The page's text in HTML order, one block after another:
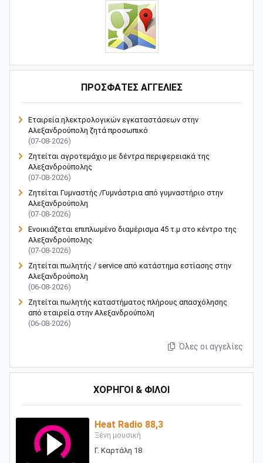
ΠΡΟΣΦΑΤΕΣ ΑΓΓΕΛΙΕΣ
Εταιρεία ηλεκτρολογικών εγκαταστάσεων στην
Αλεξανδρούπολη ζητά προσωπικό
(07-08-2026)
Ζητείται αγροτεμάχιο με δέντρα περιφερειακά της
Αλεξανδρούπολης
(07-08-2026)
Ζητείται Γυμναστής /Γυμνάστρια από γυμναστήριο στην
Αλεξανδρούπολη
(07-08-2026)
Ενοικιάζεται επιπλωμένο διαμέρισμα 45 τ.μ στο κέντρο της
Αλεξανδρούπολης
(07-08-2026)
Ζητείται πωλητής / service από κατάστημα εστίασης στην
Αλεξανδρούπολη
(06-08-2026)
Ζητείται πωλητής καταστήματος πλήρους απασχόλησης
από εταιρεία στην Αλεξανδρούπολη
(06-08-2026)
Όλες οι αγγελίες
ΧΟΡΗΓΟΙ & ΦΙΛΟΙ
Heat Radio 88,3
Ξένη μουσική
Γ. Καρτάλη 18